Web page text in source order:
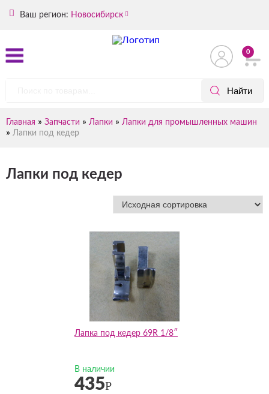
Ваш регион: Новосибирск
0
Главная » Запчасти » Лапки » Лапки для промышленных машин
» Лапки под кедер
Лапки под кедер
Лапка под кедер 69R 1/8″
В наличии
435Р